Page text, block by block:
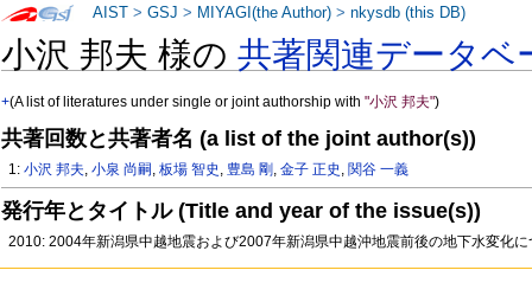
小沢 邦夫 様の共著関連データベ
+(A list of literatures under single or joint authorship with"小沢 邦夫")
共著回数と共著者名 (a list of the joint author(s))
1:小沢 邦夫,小泉 尚嗣 ,板場 智史 , 豊島 剛 ,金子 正史 , 関谷 一義
発行年とタイトル (Title and year of the issue(s))
2010: 2004年新潟県中越地震および2007年新潟県中越沖地震前後の地下水変化
AIST >GSJ > MIYAGI(the Author) >nkysdb (this DB)